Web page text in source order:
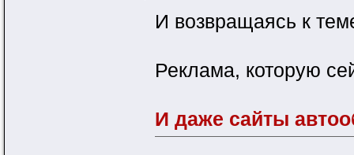
И возвращаясь к
Реклама, которую
И даже сайты